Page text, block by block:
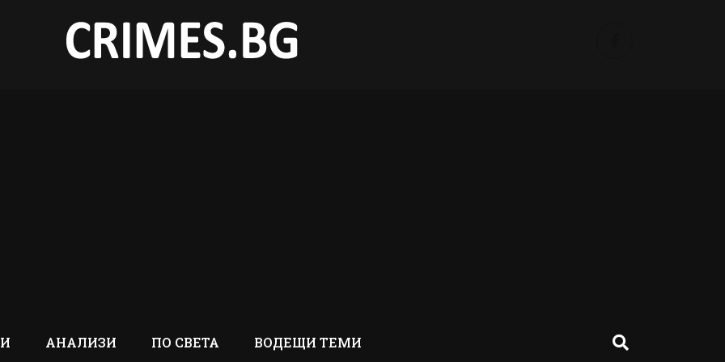
АНАЛИЗИ ПО СВЕТА ВОДЕЩИ ТЕМИ